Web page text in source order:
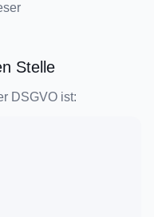
Stelle
DSGVO ist: